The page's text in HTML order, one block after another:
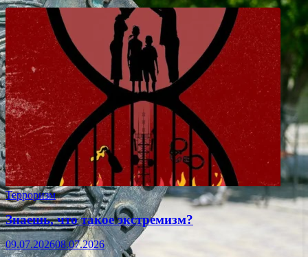
Терроризм
Знаешь, что такое экстремизм?
09.07.202608.07.2026